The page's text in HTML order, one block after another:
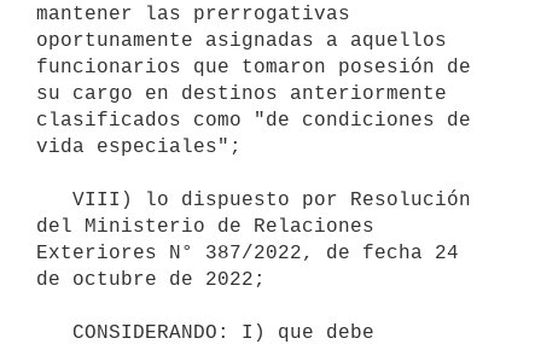
mantener las prerrogativas
oportunamente asignadas a aquellos
funcionarios que tomaron posesión de
su cargo en destinos anteriormente
clasificados como "de condiciones de
vida especiales";
del Ministerio de Relaciones
Exteriores N° 387/2022, de fecha 24
de octubre de 2022;